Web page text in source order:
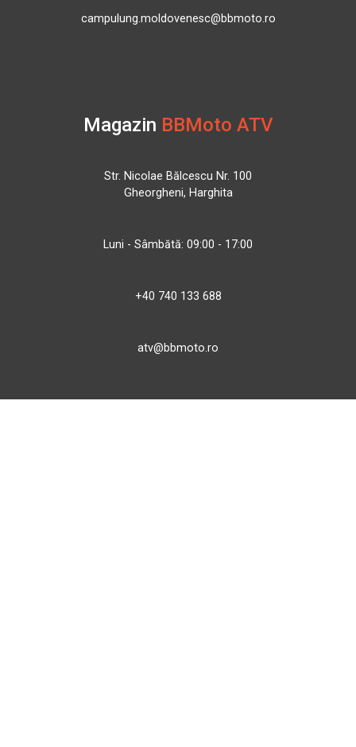
campulung.moldovenesc@bbmoto.ro
Magazin BBMoto ATV
Str. Nicolae Bălcescu Nr. 100
Gheorgheni, Harghita
Luni - Sâmbătă: 09:00 - 17:00
+40 740 133 688
atv@bbmoto.ro